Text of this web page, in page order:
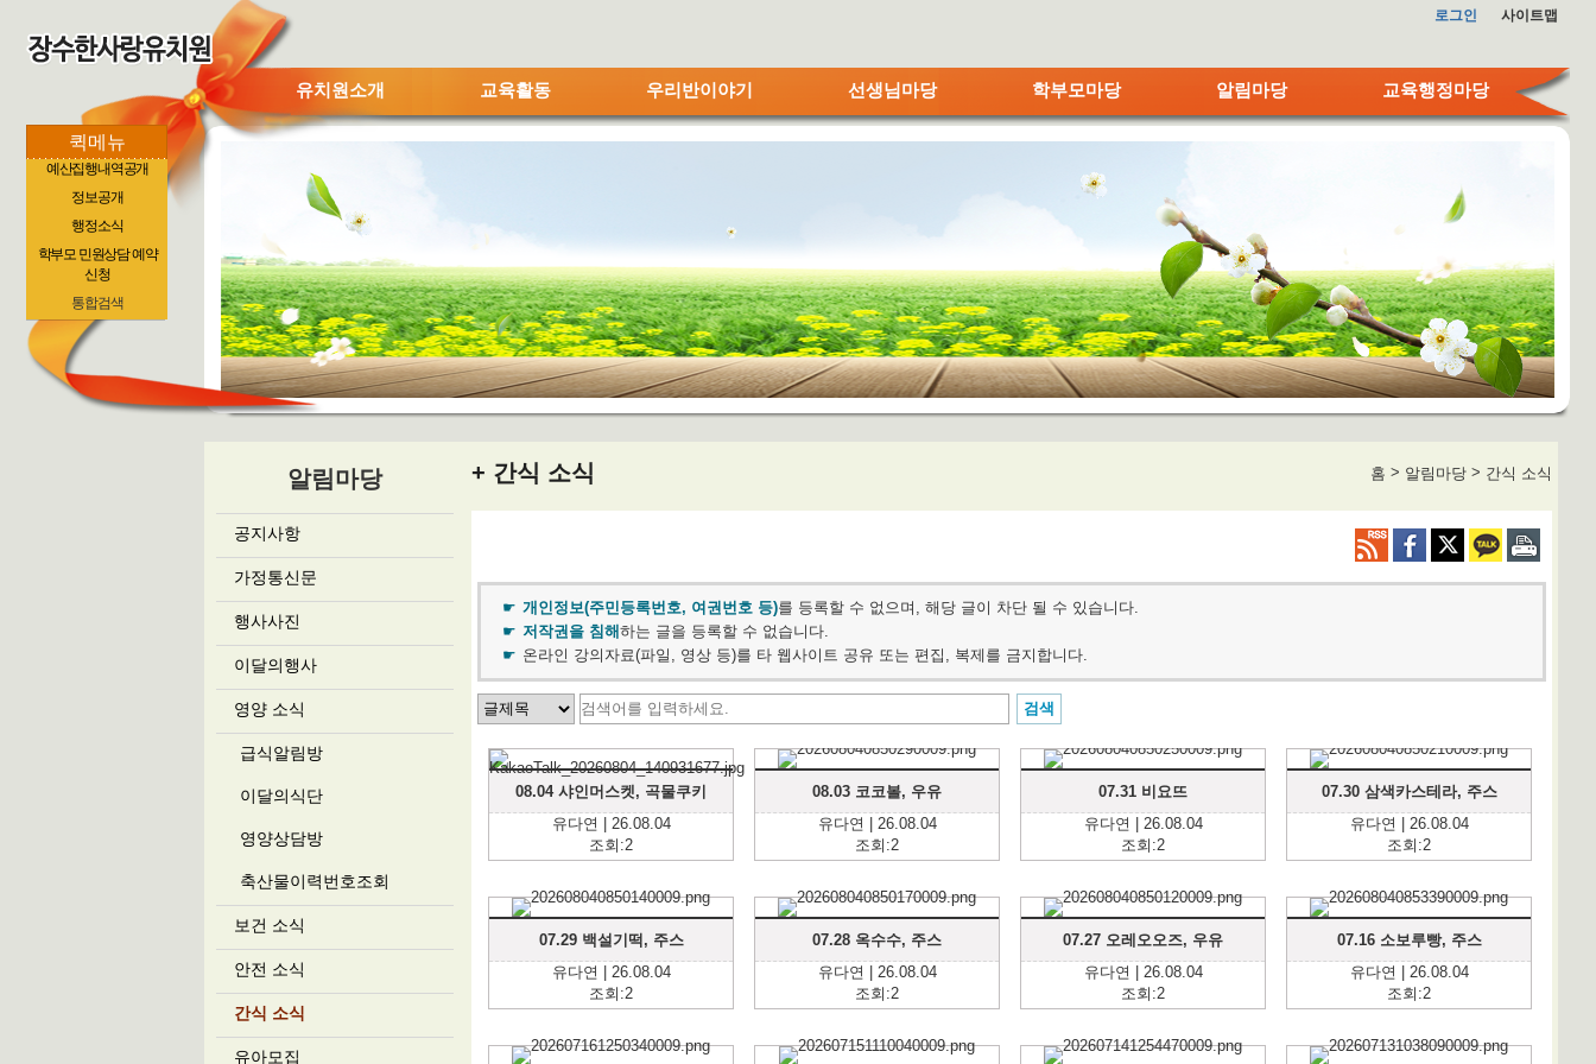
로그인 사이트맵
유치원소개 교육활동 우리반이야기 선생님마당 학부모마당 알림마당 교육행정마당
퀵메뉴
예산집행내역공개
정보공개
행정소식
학부모 민원상담 예약
신청
통합검색
알림마당
공지사항
가정통신문
행사사진
이달의행사
영양 소식
급식알림방
이달의식단
영양상담방
축산물이력번호조회
보건 소식
안전 소식
간식 소식
유아모집
간식 소식 홈 > 알림마당 > 간식 소식
개인정보(주민등록번호, 여권번호 등)를 등록할 수 없으며, 해당 글이 차단 될 수 있습니다.
저작권을 침해하는 글을 등록할 수 없습니다.
온라인 강의자료(파일, 영상 등)를 타 웹사이트 공유 또는 편집, 복제를 금지합니다.
08.04 샤인머스켓, 곡물쿠키
유다연 | 26.08.04
조회:2
08.03 코코볼, 우유
유다연 | 26.08.04
조회:2
07.31 비요뜨
유다연 | 26.08.04
조회:2
07.30 삼색카스테라, 주스
유다연 | 26.08.04
조회:2
07.29 백설기떡, 주스
유다연 | 26.08.04
조회:2
07.28 옥수수, 주스
유다연 | 26.08.04
조회:2
07.27 오레오오즈, 우유
유다연 | 26.08.04
조회:2
07.16 소보루빵, 주스
유다연 | 26.08.04
조회:2